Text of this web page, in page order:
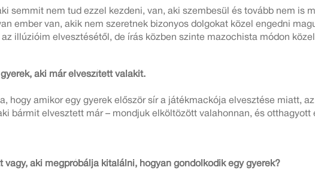
semmit nem tud ezzel kezdeni, van, aki szembesül és tovább nem is
ember van, akik nem szeretnek bizonyos dolgokat közel engedni
illúzióim elvesztésétől, de írás közben szinte mazochista módon
aki már elveszített valakit.
hogy amikor egy gyerek először sír a játékmackója elvesztése miatt,
bármit elvesztett már – mondjuk elköltözött valahonnan, és otthagyott
vagy, aki megpróbálja kitalálni, hogyan gondolkodik egy gyerek?